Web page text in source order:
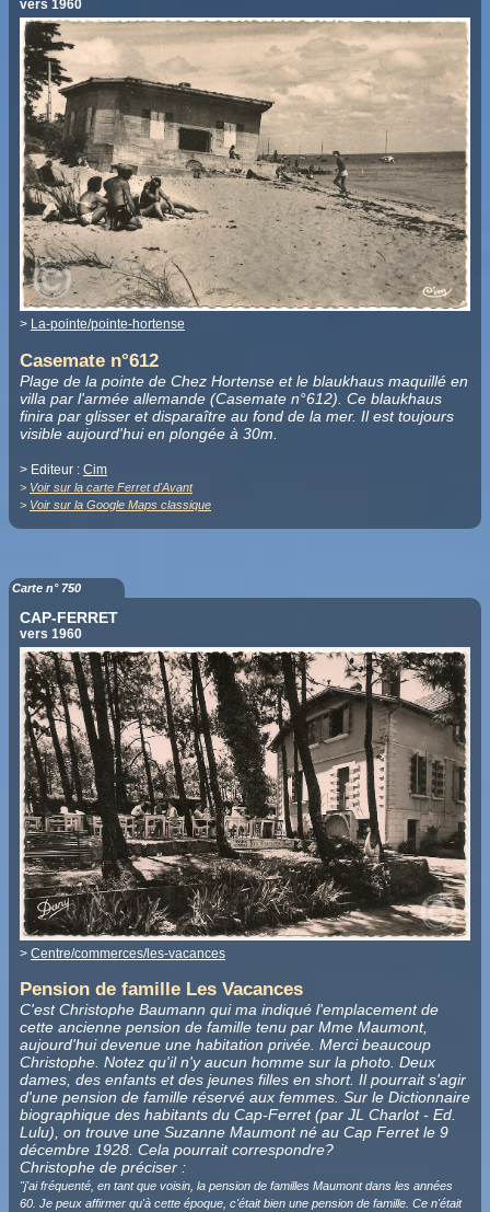
vers 1960
> La-pointe/pointe-hortense
Casemate n°612
Plage de la pointe de Chez Hortense et le blaukhaus maquillé en
villa par l'armée allemande (Casemate n°612). Ce blaukhaus
finira par glisser et disparaître au fond de la mer. Il est toujours
visible aujourd'hui en plongée à 30m.
> Editeur : Cim
> Voir sur la carte Ferret d'Avant
> Voir sur la Google Maps classique
Carte n° 750
CAP-FERRET
vers 1960
> Centre/commerces/les-vacances
Pension de famille Les Vacances
C'est Christophe Baumann qui ma indiqué l'emplacement de
cette ancienne pension de famille tenu par Mme Maumont,
aujourd'hui devenue une habitation privée. Merci beaucoup
Christophe. Notez qu'il n'y aucun homme sur la photo. Deux
dames, des enfants et des jeunes filles en short. Il pourrait s'agir
d'une pension de famille réservé aux femmes. Sur le Dictionnaire
biographique des habitants du Cap-Ferret (par JL Charlot - Ed.
Lulu), on trouve une Suzanne Maumont né au Cap Ferret le 9
décembre 1928. Cela pourrait correspondre?
Christophe de préciser :
"j'ai fréquenté, en tant que voisin, la pension de familles Maumont dans les années
60. Je peux affirmer qu'à cette époque, c'était bien une pension de famille. Ce n'était